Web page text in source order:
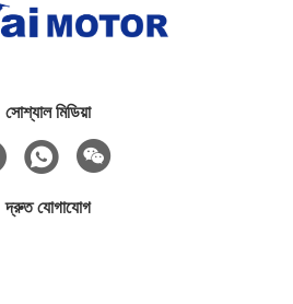
সোশ্যাল মিডিয়া
দ্রুত যোগাযোগ